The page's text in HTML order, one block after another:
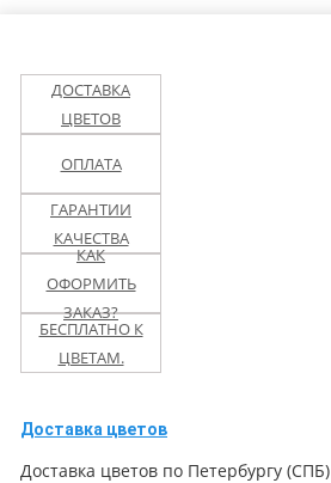
Петергоф
Пушкин
Ступино (МО)
Тихвин
Чехов
ДОСТАВКА
ЦВЕТОВ
ОПЛАТА
ГАРАНТИИ
КАЧЕСТВА
КАК
ОФОРМИТЬ
ЗАКАЗ?
БЕСПЛАТНО К
ЦВЕТАМ.
Доставка цветов
Доставка цветов по Петербургу (СПБ)